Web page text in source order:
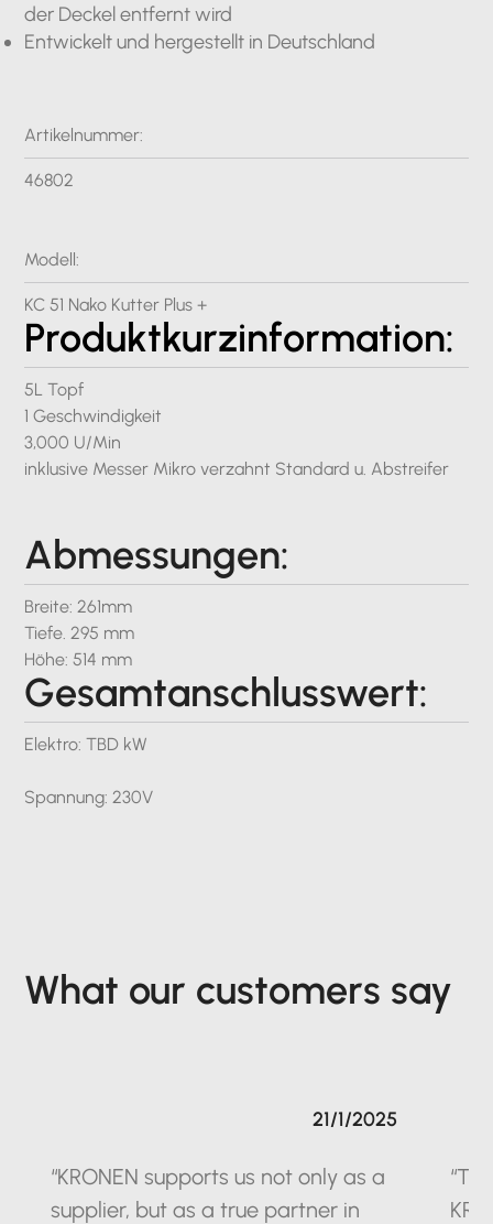
der Deckel entfernt wird
Entwickelt und hergestellt in Deutschland
Artikelnummer:
46802
Modell:
KC 51 Nako Kutter Plus +
Produktkurzinformation:
5L Topf
1 Geschwindigkeit
3,000 U/Min
inklusive Messer Mikro verzahnt Standard u. Abstreifer
Abmessungen:
Breite: 261mm
Tiefe. 295 mm
Höhe: 514 mm
Gesamtanschlusswert:
Elektro: TBD kW
Spannung: 230V
What our customers say
“KRONEN supports us not only as a
supplier, but as a true partner in
21/1/2025